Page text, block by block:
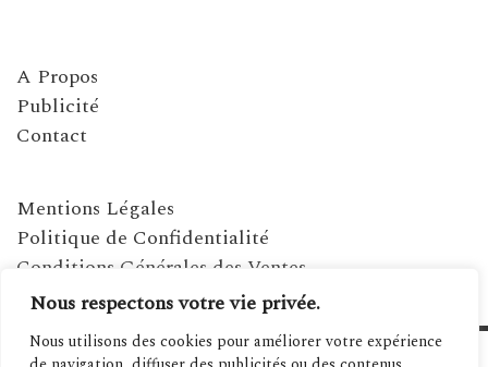
Nous respectons votre vie privée.
Nous utilisons des cookies pour améliorer votre expérience
A Propos
Publicité
Contact
Mentions Légales
Politique de Confidentialité
Conditions Générales des Ventes